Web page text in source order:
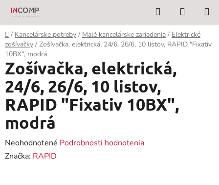
Prejsť
obsah
Hľadať
KOŠÍK
Domov
/ Kancelárske potreby / Malé kancelárske zariadenia / Elektrické
zošívačky / Zošívačka, elektrická, 24/6, 26/6, 10 listov, RAPID "Fixativ
10BX", modrá
Zošívačka, elektrická,
24/6, 26/6, 10 listov,
RAPID "Fixativ 10BX",
modrá
Priemerné
hodnotenie
Neohodnotené Podrobnosti hodnotenia
Značka: RAPID